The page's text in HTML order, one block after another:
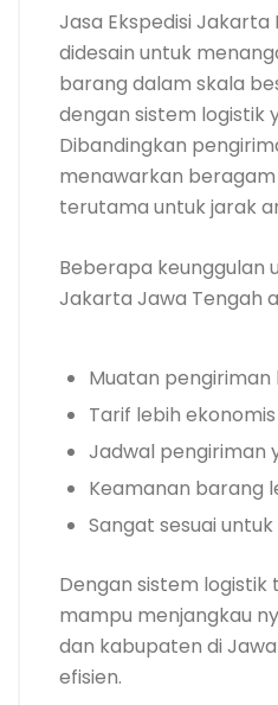
Jasa Ekspedisi
didesain untuk
barang dalam skala
dengan sistem logistik
Dibandingkan
menawarkan beragam
terutama untuk jarak
Beberapa keunggulan
Jakarta Jawa Tengah
Muatan
Tarif lebih
Jadwal pengiriman
Keamanan barang
Sangat sesuai
Dengan sistem logistik
mampu menjangkau
dan kabupaten di
efisien.